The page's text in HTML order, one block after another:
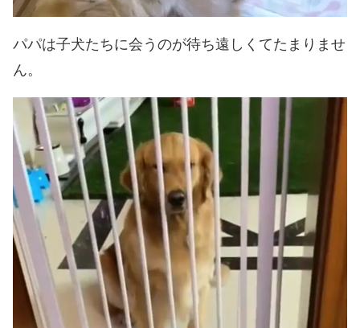
パパは子犬たちに会うのが待ち遠しくてたまりませ
ん。